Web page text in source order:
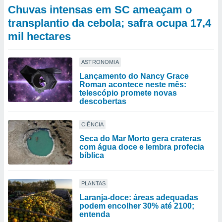
Chuvas intensas em SC ameaçam o
transplantio da cebola; safra ocupa 17,4
mil hectares
ASTRONOMIA
Lançamento do Nancy Grace
Roman acontece neste mês:
telescópio promete novas
descobertas
CIÊNCIA
Seca do Mar Morto gera crateras
com água doce e lembra profecia
bíblica
PLANTAS
Laranja-doce: áreas adequadas
podem encolher 30% até 2100;
entenda